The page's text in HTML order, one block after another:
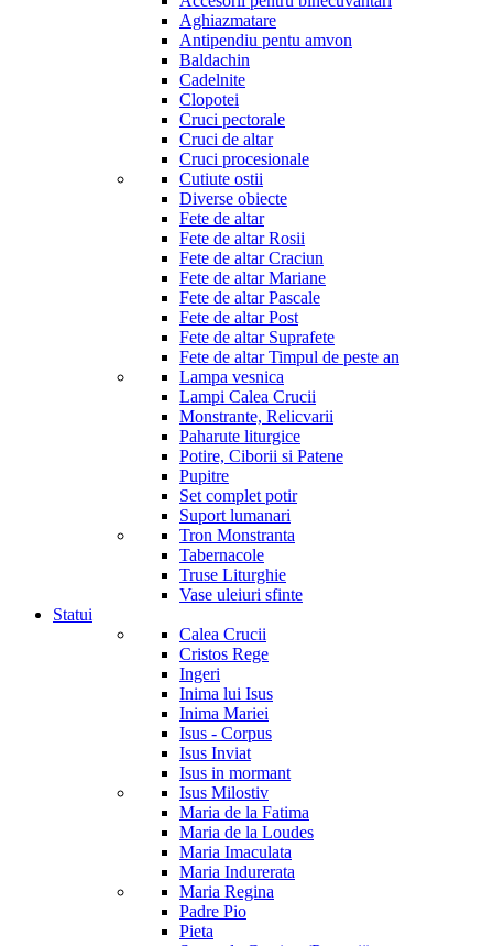
Aghiazmatare
Antipendiu pentu amvon
Baldachin
Cadelnite
Clopotei
Cruci pectorale
Cruci de altar
Cruci procesionale
Cutiute ostii
Diverse obiecte
Fete de altar
Fete de altar Rosii
Fete de altar Craciun
Fete de altar Mariane
Fete de altar Pascale
Fete de altar Post
Fete de altar Suprafete
Fete de altar Timpul de peste an
Lampa vesnica
Lampi Calea Crucii
Monstrante, Relicvarii
Paharute liturgice
Potire, Ciborii si Patene
Pupitre
Set complet potir
Suport lumanari
Tron Monstranta
Tabernacole
Truse Liturghie
Vase uleiuri sfinte
Statui
Calea Crucii
Cristos Rege
Ingeri
Inima lui Isus
Inima Mariei
Isus - Corpus
Isus Inviat
Isus in mormant
Isus Milostiv
Maria de la Fatima
Maria de la Loudes
Maria Imaculata
Maria Indurerata
Maria Regina
Padre Pio
Pieta